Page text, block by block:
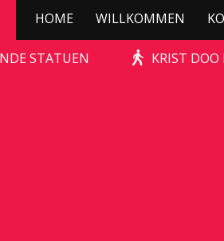
HOME WILLKOMMEN
STATUEN KRIST DOO
GRAVE